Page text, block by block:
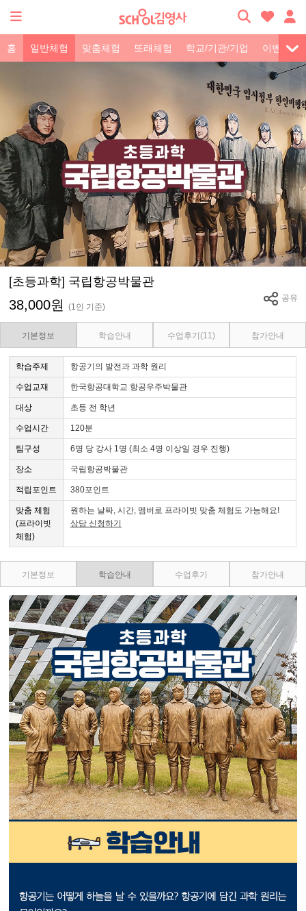
홈 일반체험 맞춤체험 또래체험 학교/기관/기업 이벤트
[초등과학] 국립항공박물관
38,000원(1인 기준)
공유
기본정보 학습안내 수업후기 (11) 참가안내
학습주제 항공기의 발전과 과학 원리
수업교재 한국항공대학교 항공우주박물관
대상 초등 전 학년
수업시간 120분
팀구성 6명 당 강사 1명 (최소 4명 이상일 경우 진행)
장소 국립항공박물관
적립포인트 380포인트
맞춤 체험
(프라이빗
체험)
원하는 날짜, 시간, 멤버로 프라이빗 맞춤 체험도 가능해요!
상담 신청하기
기본정보 학습안내 수업후기 참가안내